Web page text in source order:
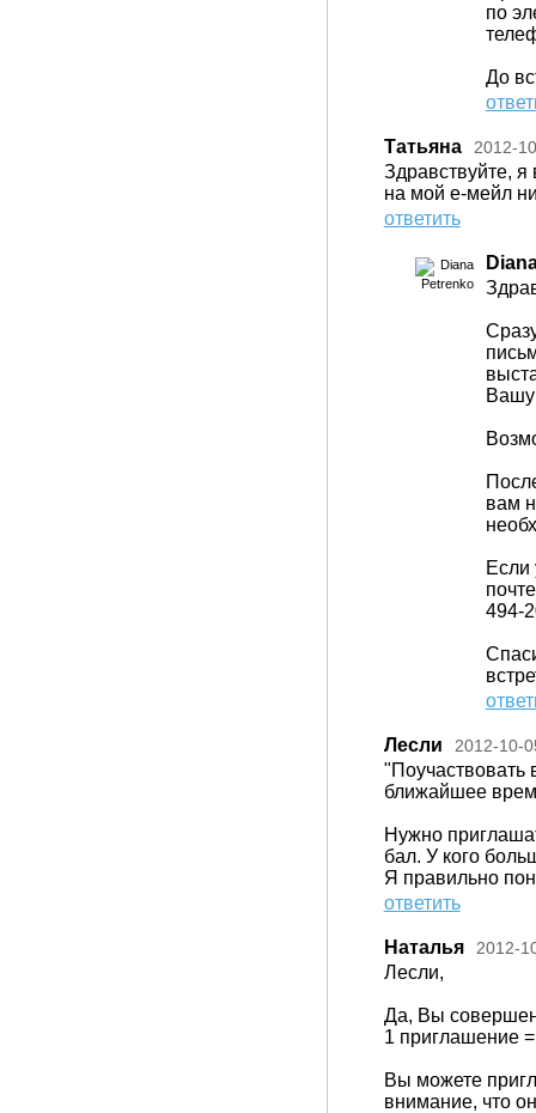
по
До
Татьяна 2012-
Здравствуйте, я
на мой е-мейл
ответить
Вашу
вам
Если
494-
Лесли 2012-10-
"Поучаствовать
ближайшее
Нужно
бал. У кого
Я правильно
ответить
Наталья 2012-
Лесли,
Да, Вы
1 приглашение
Вы можете
внимание, что